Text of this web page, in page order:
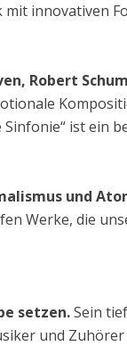
innovativen
Robert
ist ein
und
Werke, die
setzen.Sein
und